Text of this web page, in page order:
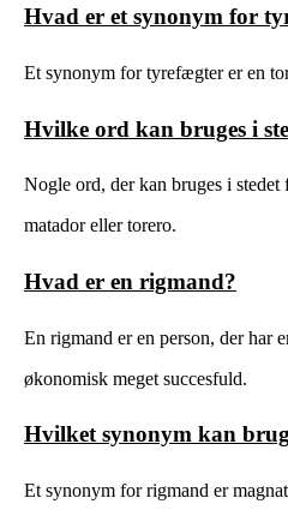
Hvad er et synonym for
Et synonym for tyrefægter er en
Hvilke ord kan bruges i
Nogle ord, der kan bruges i
matador eller torero.
Hvad er en rigmand?
En rigmand er en person, der har
økonomisk meget succesfuld.
Hvilket synonym kan
Et synonym for rigmand er